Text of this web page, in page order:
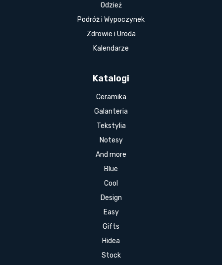
Odzież
Podróż i Wypoczynek
Zdrowie i Uroda
Kalendarze
Katalogi
Ceramika
Galanteria
Tekstylia
Notesy
And more
Blue
Cool
Design
Easy
Gifts
Hidea
Stock